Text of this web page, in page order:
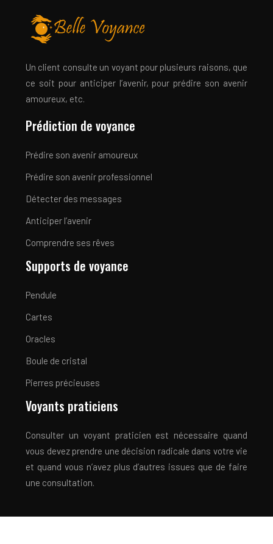
Un client consulte un voyant pour plusieurs raisons, que
ce soit pour anticiper l’avenir, pour prédire son avenir
amoureux, etc.
Prédiction de voyance
Prédire son avenir amoureux
Prédire son avenir professionnel
Détecter des messages
Anticiper l’avenir
Comprendre ses rêves
Supports de voyance
Pendule
Cartes
Oracles
Boule de cristal
Pierres précieuses
Voyants praticiens
Consulter un voyant praticien est nécessaire quand
vous devez prendre une décision radicale dans votre vie
et quand vous n’avez plus d’autres issues que de faire
une consultation.